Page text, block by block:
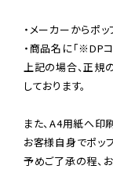
・メーカーからポ
・商品名に「※DP
上記の場合、正規
しております。
また、A4用紙へ印
お客様自身でポッ
予めご了承の程、お